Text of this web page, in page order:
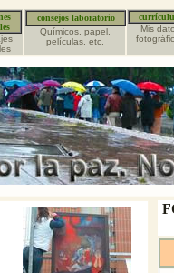
consejos laboratorio
Químicos, papel,
películas, etc.
Mis